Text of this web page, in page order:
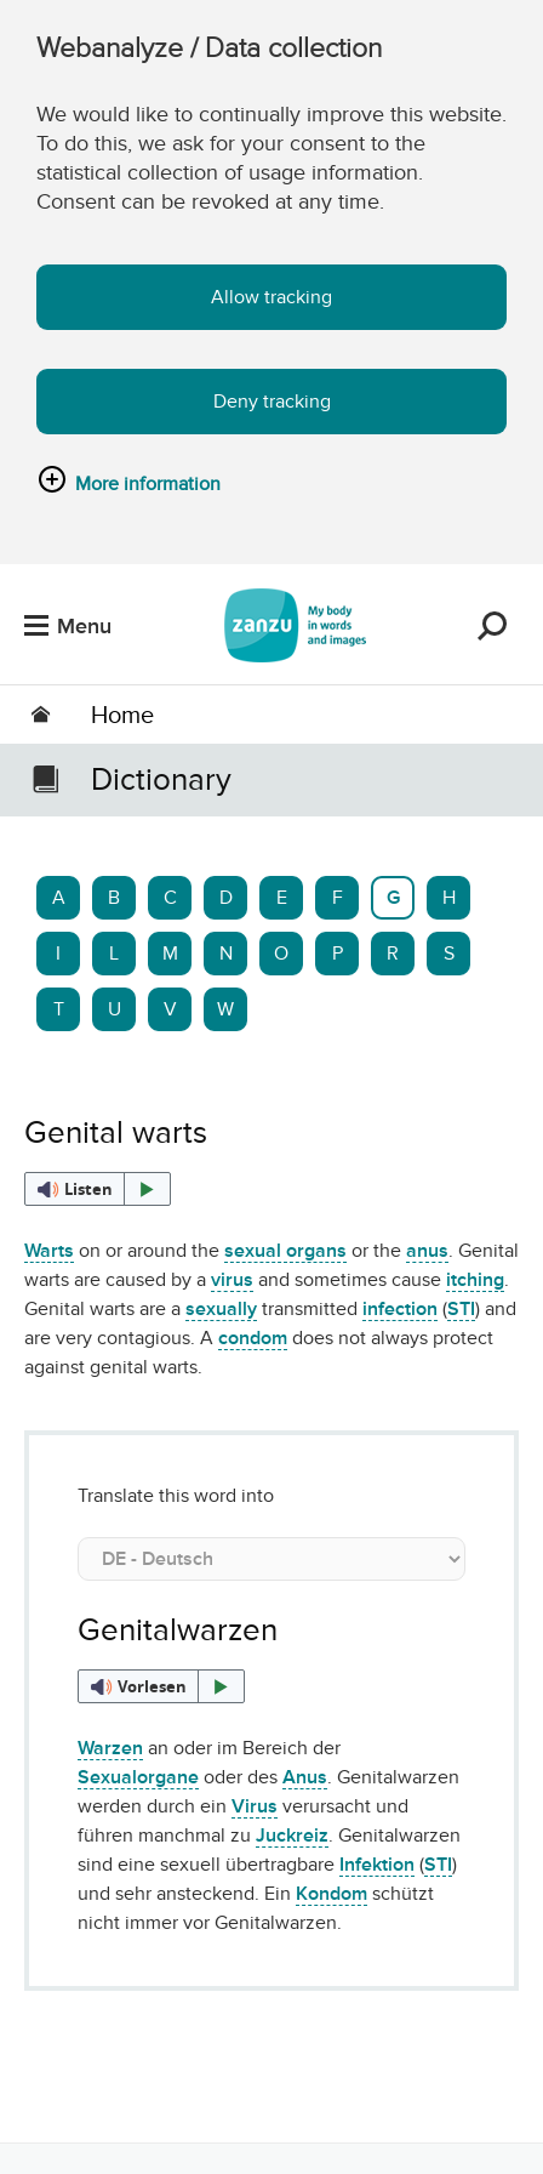
Webanalyze / Data collection
We would like to continually improve this website.
To do this, we ask for your consent to the
statistical collection of usage information.
Consent can be revoked at any time.
Allow tracking
Deny tracking
More information
Menu
Home
Dictionary
A B C D E F G H
L M N O P R S
T U V W
Genital warts
Listen
Warts on or around the sexual organs or the anus. Genital
warts are caused by a virus and sometimes cause itching.
Genital warts are a sexually transmitted infection (STI ) and
are very contagious. A condom does not always protect
against genital warts.
Translate this word into
Genitalwarzen
Vorlesen
Warzen an oder im Bereich der
Sexualorgane oder des Anus. Genitalwarzen
werden durch ein Virus verursacht und
führen manchmal zu Juckreiz. Genitalwarzen
sind eine sexuell übertragbare Infektion (STI )
und sehr ansteckend. Ein Kondom schützt
nicht immer vor Genitalwarzen.